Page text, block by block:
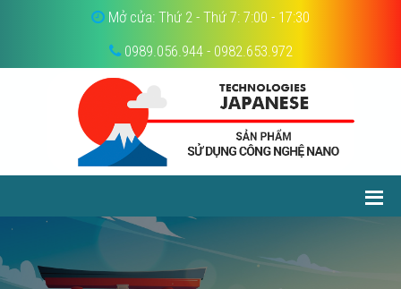
Mở cửa: Thứ 2 - Thứ 7: 7:00 - 17:30
0989.056.944 - 0982.653.972